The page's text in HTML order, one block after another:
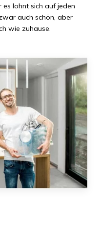
lohnt sich auf jeden
auch schön, aber
wie zuhause.